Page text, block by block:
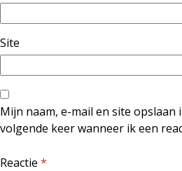
Site
Mijn naam, e-mail en site opslaan
volgende keer wanneer ik een
Reactie *